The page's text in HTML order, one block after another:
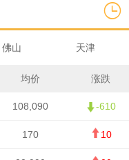
佛山 天津
均价 涨跌
108,090 -610
170 10